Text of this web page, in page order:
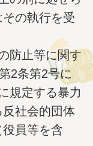
の執行を受
防止等に関す
2条第2号に
規定する暴力
社会的団体
員等を含